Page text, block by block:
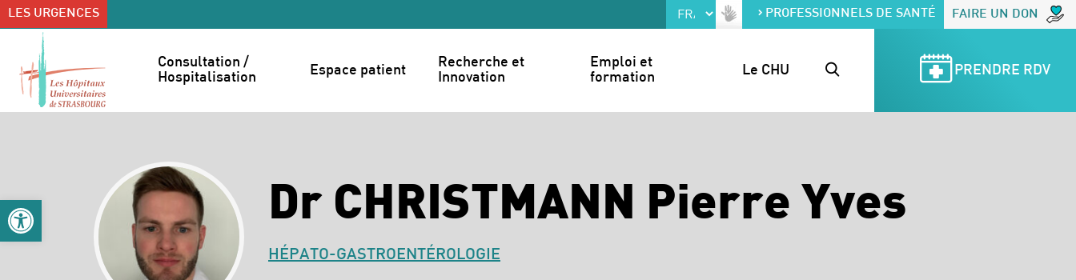
Ouvrir la barre d’outils
Accéder au contenu
Accéder au menu
LES URGENCES PROFESSIONNELS DE SANTÉ FAIRE UN DON
Consultation /
Hospitalisation
Espace patient
Recherche et
Innovation
Emploi et
formation
Le CHU PRENDRE RDV
Dr CHRISTMANN Pierre Yves
HÉPATO-GASTROENTÉROLOGIE